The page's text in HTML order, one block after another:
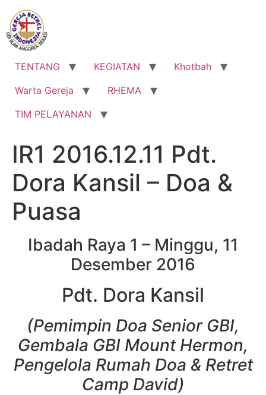
Lewati
konten
TENTANG KEGIATAN
Khotbah
Warta Gereja
RHEMA
TIM PELAYANAN
IR1 2016.12.11 Pdt.
Dora Kansil – Doa &
Puasa
Ibadah Raya 1 – Minggu, 11
Desember 2016
Pdt. Dora Kansil
(Pemimpin Doa Senior GBI,
Gembala GBI Mount Hermon,
Pengelola Rumah Doa & Retret
Camp David)